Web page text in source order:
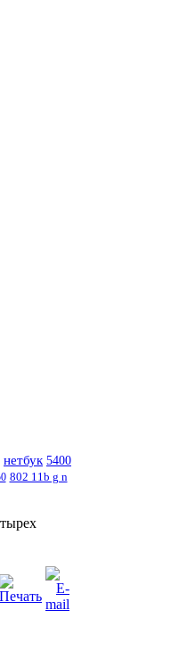
нетбук 5400
802 11b g n